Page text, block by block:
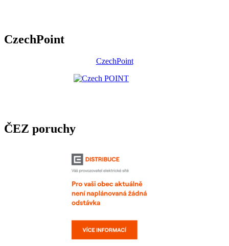
CzechPoint
CzechPoint
ČEZ poruchy